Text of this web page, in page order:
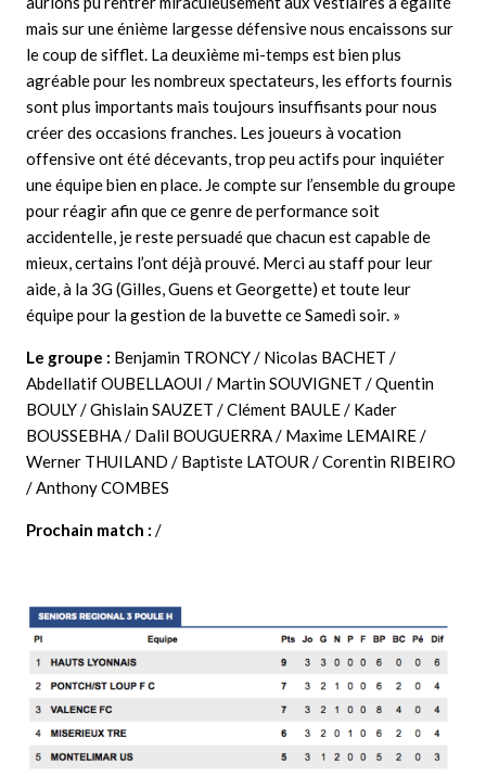
mais sur une énième largesse défensive nous encaissons sur
le coup de sifflet. La deuxième mi-temps est bien plus
agréable pour les nombreux spectateurs, les efforts fournis
sont plus importants mais toujours insuffisants pour nous
créer des occasions franches. Les joueurs à vocation
offensive ont été décevants, trop peu actifs pour inquiéter
une équipe bien en place. Je compte sur l’ensemble du groupe
pour réagir afin que ce genre de performance soit
accidentelle, je reste persuadé que chacun est capable de
mieux, certains l’ont déjà prouvé. Merci au staff pour leur
aide, à la 3G (Gilles, Guens et Georgette) et toute leur
équipe pour la gestion de la buvette ce Samedi soir. »
Le groupe : Benjamin TRONCY / Nicolas BACHET /
Abdellatif OUBELLAOUI / Martin SOUVIGNET / Quentin
BOULY / Ghislain SAUZET / Clément BAULE / Kader
BOUSSEBHA / Dalil BOUGUERRA / Maxime LEMAIRE /
Werner THUILAND / Baptiste LATOUR / Corentin RIBEIRO
/ Anthony COMBES
Prochain match : /